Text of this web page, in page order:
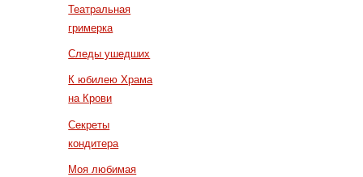
Театральная
гримерка
Следы ушедших
К юбилею Храма
на Крови
Секреты
кондитера
Моя любимая